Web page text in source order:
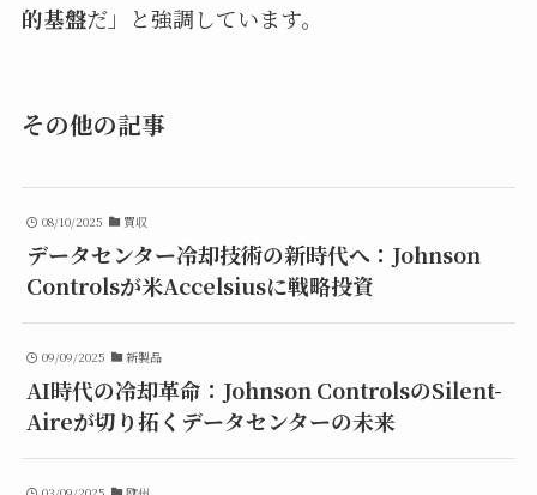
的基盤だ」と強調しています。
その他の記事
08/10/2025 買収
データセンター冷却技術の新時代へ：Johnson
Controlsが米Accelsiusに戦略投資
09/09/2025 新製品
AI時代の冷却革命：Johnson ControlsのSilent-
Aireが切り拓くデータセンターの未来